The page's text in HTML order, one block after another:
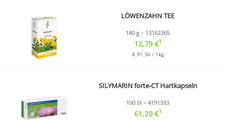
LÖWENZAHN TEE
140 g – 13162365
12,79 €1
€ 91,36 / 1kg
SILYMARIN forte-CT Hartkapseln
100 St – 4191333
61,20 €1